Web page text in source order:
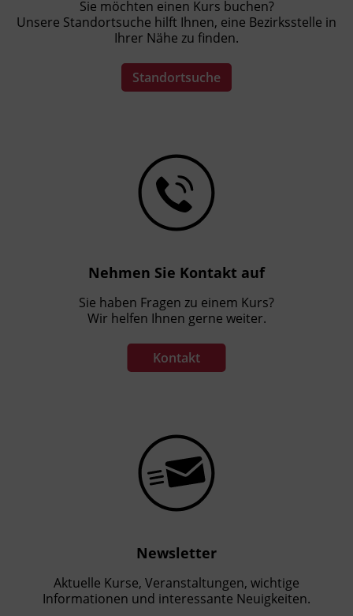
Der Lehrgang ist berufsbegleitend. Die
Regel keine Seminare abgehalten.
Für den Lehrgang kann das Bildungsgeld-
update vom Land Tirol beantragt werden.
(Bitte beachten Sie, dass für diese Ausbildung
anbieterunabhängigen Bildungs- und
Veranstaltungsort
BFI Tirol Bildungszentrum
Sie möchten einen Kurs buchen?
Unsere Standortsuche hilft Ihnen, eine Bezirksstelle in
Ihrer Nähe zu finden.
Standortsuche
Nehmen Sie Kontakt auf
Sie haben Fragen zu einem Kurs?
Wir helfen Ihnen gerne weiter.
Kontakt
Newsletter
Aktuelle Kurse, Veranstaltungen, wichtige
Informationen und interessante Neuigkeiten.